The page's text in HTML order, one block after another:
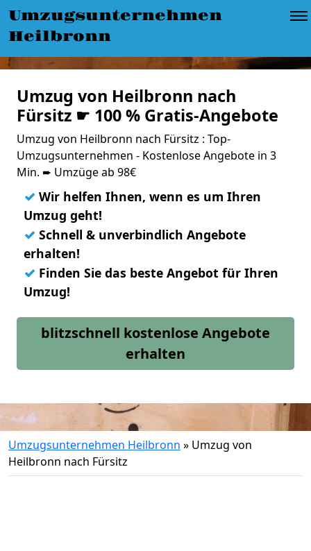
Umzugsunternehmen
Heilbronn
Umzug von Heilbronn nach
Fürsitz ☛ 100 % Gratis-Angebote
Umzug von Heilbronn nach Fürsitz : Top-
Umzugsunternehmen - Kostenlose Angebote in 3
Min. ➨ Umzüge ab 98€
✓ Wir helfen Ihnen, wenn es um Ihren
Umzug geht!
✓ Schnell & unverbindlich Angebote
erhalten!
✓ Finden Sie das beste Angebot für Ihren
Umzug!
blitzschnell kostenlose Angebote
erhalten
Umzugsunternehmen Heilbronn » Umzug von
Heilbronn nach Fürsitz